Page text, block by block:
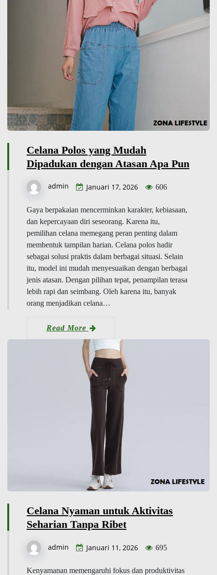
Celana Polos yang Mudah
Dipadukan dengan Atasan Apa Pun
admin Januari 17, 2026 606
Gaya berpakaian mencerminkan karakter, kebiasaan,
dan kepercayaan diri seseorang. Karena itu,
pemilihan celana memegang peran penting dalam
membentuk tampilan harian. Celana polos hadir
sebagai solusi praktis dalam berbagai situasi. Selain
itu, model ini mudah menyesuaikan dengan berbagai
jenis atasan. Dengan pilihan tepat, penampilan terasa
lebih rapi dan seimbang. Oleh karena itu, banyak
orang menjadikan celana…
Read More
Celana Nyaman untuk Aktivitas
Seharian Tanpa Ribet
admin Januari 11, 2026 695
Kenyamanan memengaruhi fokus dan produktivitas